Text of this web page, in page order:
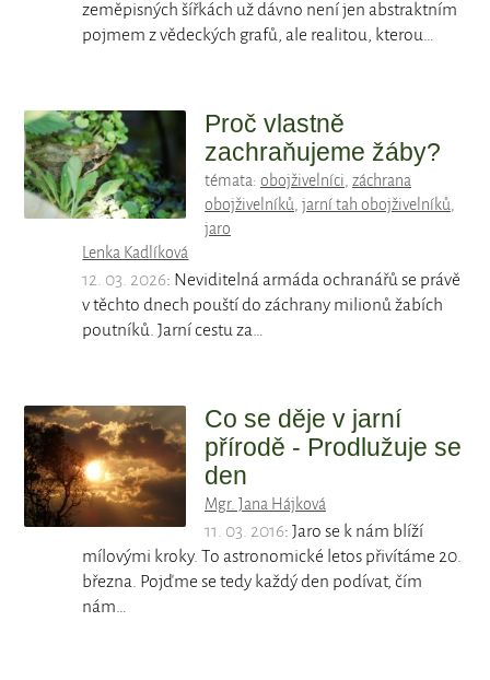
zeměpisných šířkách už dávno není jen abstraktním
pojmem z vědeckých grafů, ale realitou, kterou…
Proč vlastně
zachraňujeme žáby?
témata: obojživelníci, záchrana
obojživelníků, jarní tah obojživelníků,
jaro
Lenka Kadlíková
12. 03. 2026: Neviditelná armáda ochranářů se právě
v těchto dnech pouští do záchrany milionů žabích
poutníků. Jarní cestu za…
Co se děje v jarní
přírodě - Prodlužuje se
den
Mgr. Jana Hájková
11. 03. 2016: Jaro se k nám blíží
mílovými kroky. To astronomické letos přivítáme 20.
března. Pojďme se tedy každý den podívat, čím
nám…